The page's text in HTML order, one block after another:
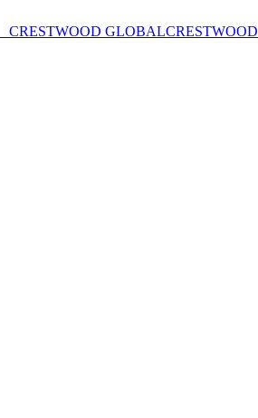
CRESTWOOD GLOBALCRESTWOOD